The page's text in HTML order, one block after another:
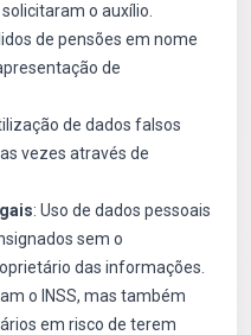
o auxílio.
de pensões em nome
de
de dados falsos
vezes através de
: Uso de dados pessoais
sem o
das informações.
o INSS, mas também
em risco de terem